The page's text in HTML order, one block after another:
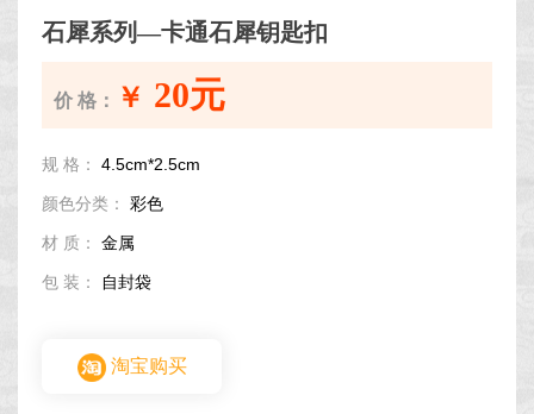
石犀系列—卡通石犀钥匙扣
价 格： ￥ 20元
规 格： 4.5cm*2.5cm
颜色分类： 彩色
材 质： 金属
包 装： 自封袋
淘宝购买